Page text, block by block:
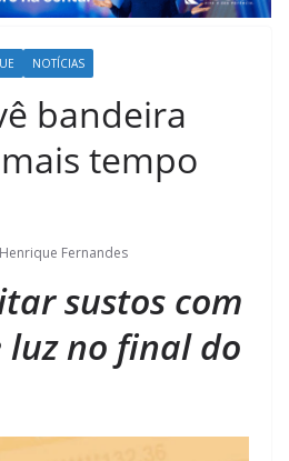
NOTÍCIAS
bandeira
tempo
Fernandes
sustos com
luz no final do